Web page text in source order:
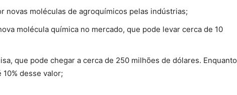
novas moléculas de agroquímicos pelas indústrias;
molécula química no mercado, que pode levar cerca de 10
que pode chegar a cerca de 250 milhões de dólares. Enquanto
desse valor;